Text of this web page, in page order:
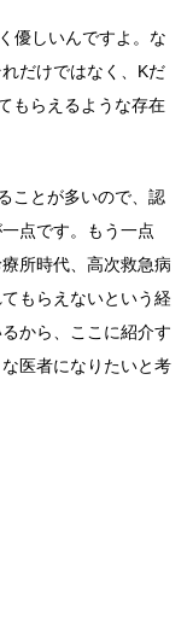
優しいんですよ。な
だけではなく、Kだ
もらえるような存在
ことが多いので、認
点です。もう一点
所時代、高次救急病
もらえないという経
から、ここに紹介す
医者になりたいと考